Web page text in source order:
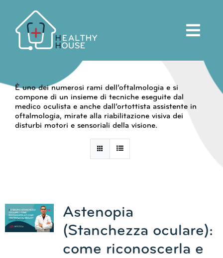
contenuto
È uno dei numerosi rami dell’oftalmologia e si
compone di un insieme di tecniche eseguite dal
medico oculista e anche dall’ortottista assistente in
oftalmologia, mirate alla riabilitazione visiva dei
disturbi motori e sensoriali della visione.
Astenopia
(Stanchezza oculare):
come riconoscerla e